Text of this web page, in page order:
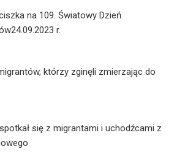
na 109. Światowy Dzień
r.
którzy zginęli zmierzając do
się z migrantami i uchodźcami z